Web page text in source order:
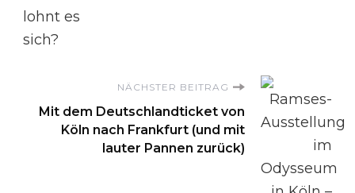
NÄCHSTER BEITRAG
Mit dem Deutschlandticket von
Köln nach Frankfurt (und mit
lauter Pannen zurück)